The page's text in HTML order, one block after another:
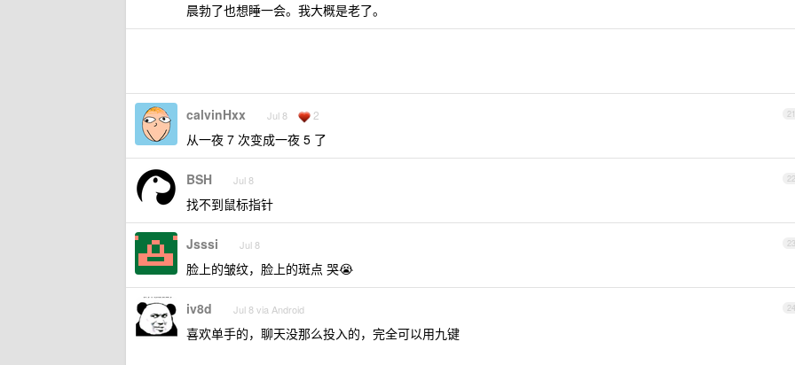
晨勃了也想睡一会。我大概是老了。
21
calvinHxx Jul 8 2
从一夜 7 次变成一夜 5 了
22
BSH Jul 8
找不到鼠标指针
23
Jsssi Jul 8
脸上的皱纹，脸上的斑点 哭😭
24
iv8d Jul 8 via Android
喜欢单手的，聊天没那么投入的，完全可以用九键